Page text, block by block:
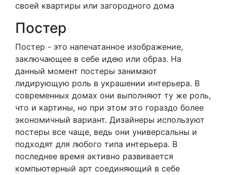
своей квартиры или загородного дома
Постер
Постер - это напечатанное изображение,
заключающее в себе идею или образ. На
данный момент постеры занимают
лидирующую роль в украшении интерьера. В
современных домах они выполняют ту же роль,
что и картины, но при этом это гораздо более
экономичный вариант. Дизайнеры используют
постеры все чаще, ведь они универсальны и
подходят для любого типа интерьера. В
последнее время активно развивается
компьютерный арт соединяющий в себе